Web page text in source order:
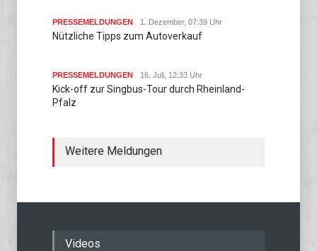
PRESSEMELDUNGEN 1. Dezember, 07:39 Uhr
Nützliche Tipps zum Autoverkauf
PRESSEMELDUNGEN 16. Juli, 12:33 Uhr
Kick-off zur Singbus-Tour durch Rheinland-
Pfalz
Weitere Meldungen
Videos